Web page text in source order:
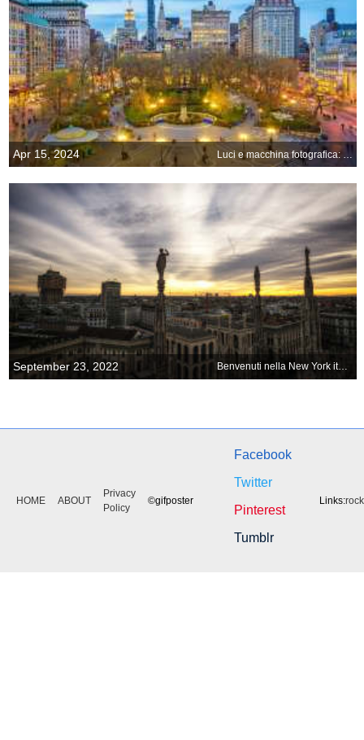
Apr 15, 2024 Luci e macchina fotografica: ecco New York!
September 23, 2022 Benvenuti nella New York italiana
HOME ABOUT
Privacy
Policy
©gifposter
Facebook
Twitter
Pinterest
Tumblr
Links: